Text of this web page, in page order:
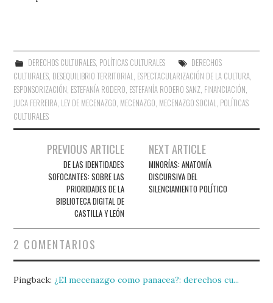
DERECHOS CULTURALES, POLÍTICAS CULTURALES
DERECHOS
CULTURALES DESEQUILIBRIO TERRITORIAL ESPECTACULARIZACIÓN DE LA CULTURA
ESPONSORIZACIÓN ESTEFANÍA RODERO ESTEFANÍA RODERO SANZ FINANCIACIÓN
JUCA FERREIRA LEY DE MECENAZGO MECENAZGO MECENAZGO SOCIAL POLÍTICAS
CULTURALES
Navegación
entradas
PREVIOUS ARTICLE
DE LAS IDENTIDADES
SOFOCANTES: SOBRE LAS
PRIORIDADES DE LA
BIBLIOTECA DIGITAL DE
CASTILLA Y LEÓN
NEXT ARTICLE
MINORÍAS: ANATOMÍA
DISCURSIVA DEL
SILENCIAMIENTO POLÍTICO
2 COMENTARIOS
Pingback: ¿El mecenazgo como panacea?: derechos cu...